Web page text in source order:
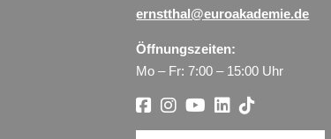
ernstthal@euroakademie.de
Öffnungszeiten:
Mo – Fr: 7:00 – 15:00 Uhr